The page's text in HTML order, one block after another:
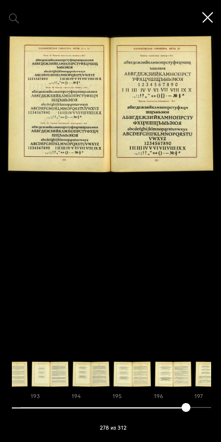
193 194 195 196 197
278 из 312